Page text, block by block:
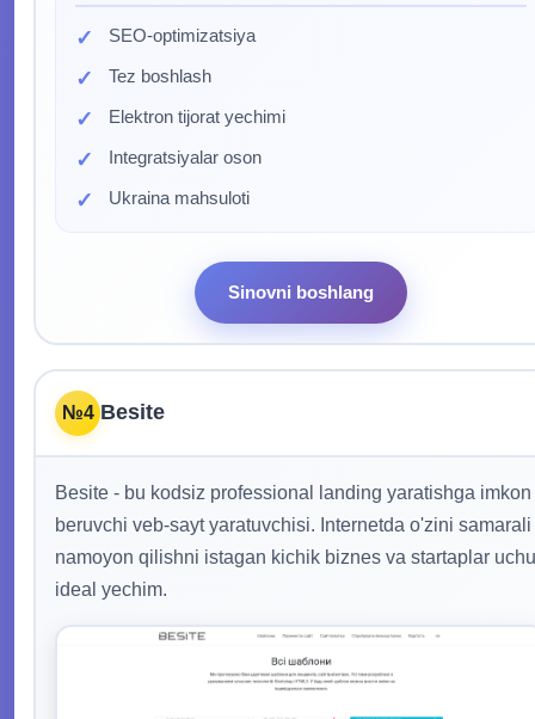
SEO-optimizatsiya
Tez boshlash
Elektron tijorat yechimi
Integratsiyalar oson
Ukraina mahsuloti
Sinovni boshlang
№4 Besite
Besite - bu kodsiz professional landing yaratishga imkon
beruvchi veb-sayt yaratuvchisi. Internetda o'zini samarali
namoyon qilishni istagan kichik biznes va startaplar
ideal yechim.